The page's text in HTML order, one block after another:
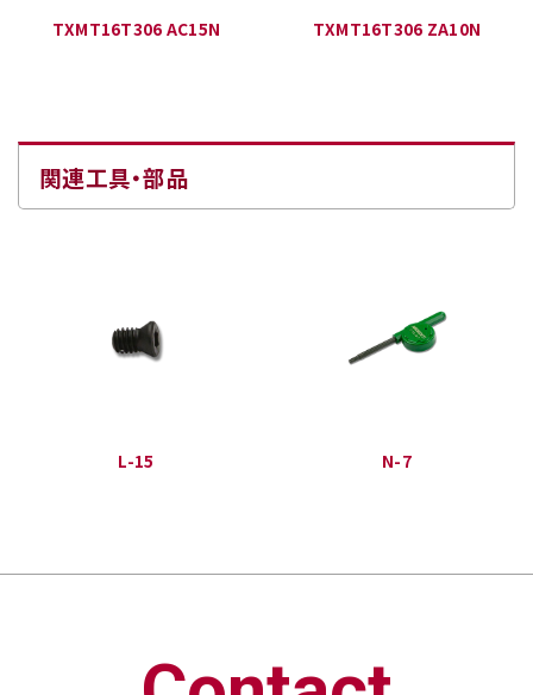
TXMT16T306 AC15N TXMT16T306 ZA10N
関連工具・部品
L-15 N-7